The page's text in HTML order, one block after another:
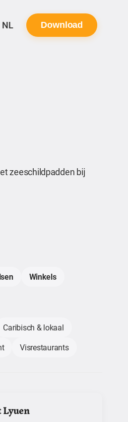
NL Download
zeeschildpadden bij
Winkels
Caribisch & lokaal
Visrestaurants
Lyuen